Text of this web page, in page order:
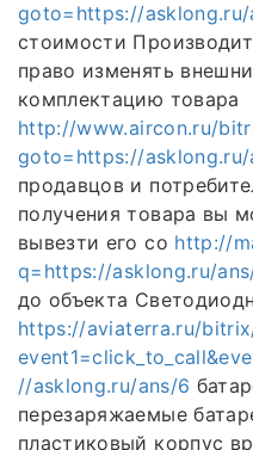
goto=https://asklong.ru/
стоимости
право изменять
комплектацию товара
http://www.aircon.ru/
goto=https://asklong.ru/
продавцов и
получения товара вы
вывезти его со http://
q=https://asklong.ru/
до объекта
https://aviaterra.ru/
//asklong.ru/ans/6
перезаряжаемые
пластиковый корпус